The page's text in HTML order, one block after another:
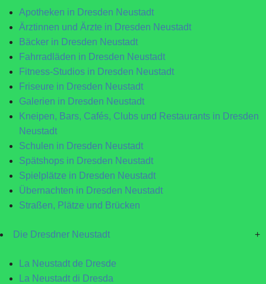
Apotheken in Dresden Neustadt
Ärztinnen und Ärzte in Dresden Neustadt
Bäcker in Dresden Neustadt
Fahrradläden in Dresden Neustadt
Fitness-Studios in Dresden Neustadt
Friseure in Dresden Neustadt
Galerien in Dresden Neustadt
Kneipen, Bars, Cafés, Clubs und Restaurants in Dresden
Neustadt
Schulen in Dresden Neustadt
Spätshops in Dresden Neustadt
Spielplätze in Dresden Neustadt
Übernachten in Dresden Neustadt
Straßen, Plätze und Brücken
Die Dresdner Neustadt +
La Neustadt de Dresde
La Neustadt di Dresda